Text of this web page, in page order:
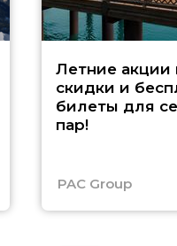
Летние акции
скидки и
билеты для
пар!
PAC Group